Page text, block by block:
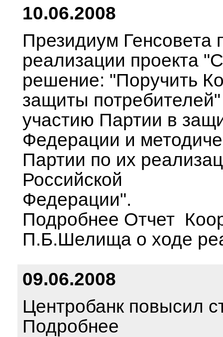
10.06.2008
Президиум Генсовета
реализации проекта
решение: "Поручить
защиты
участию Партии в
Федерации и
Партии по их
Российской
Подробнее Отчет
П.Б.Шелища о ходе
09.06.2008
Центробанк повысил
Подробнее